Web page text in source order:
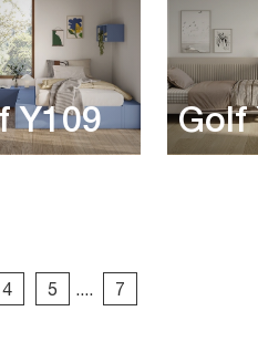
Y109 Golf
4 5 .... 7